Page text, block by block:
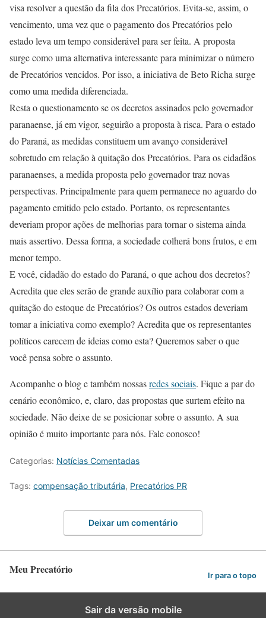
visa resolver a questão da fila dos Precatórios. Evita-se, assim, o
vencimento, uma vez que o pagamento dos Precatórios pelo
estado leva um tempo considerável para ser feita. A proposta
surge como uma alternativa interessante para minimizar o número
de Precatórios vencidos. Por isso, a iniciativa de Beto Richa surge
como uma medida diferenciada.
Resta o questionamento se os decretos assinados pelo governador
paranaense, já em vigor, seguirão a proposta à risca. Para o estado
do Paraná, as medidas constituem um avanço considerável
sobretudo em relação à quitação dos Precatórios. Para os cidadãos
paranaenses, a medida proposta pelo governador traz novas
perspectivas. Principalmente para quem permanece no aguardo do
pagamento emitido pelo estado. Portanto, os representantes
deveriam propor ações de melhorias para tornar o sistema ainda
mais assertivo. Dessa forma, a sociedade colherá bons frutos, e em
menor tempo.
E você, cidadão do estado do Paraná, o que achou dos decretos?
Acredita que eles serão de grande auxílio para colaborar com a
quitação do estoque de Precatórios? Os outros estados deveriam
tomar a iniciativa como exemplo? Acredita que os representantes
políticos carecem de ideias como esta? Queremos saber o que
você pensa sobre o assunto.
Acompanhe o blog e também nossasredes sociais. Fique a par do
cenário econômico, e, claro, das propostas que surtem efeito na
sociedade. Não deixe de se posicionar sobre o assunto. A sua
opinião é muito importante para nós. Fale conosco!
Categorias: Notícias Comentadas
Tags: compensação tributária, Precatórios PR
Deixar um comentário
Meu Precatório Ir para o topo
Sair da versão mobile